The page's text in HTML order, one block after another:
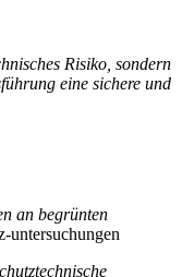
Risiko, sondern
eine sichere und
an begrünten
untersuchungen